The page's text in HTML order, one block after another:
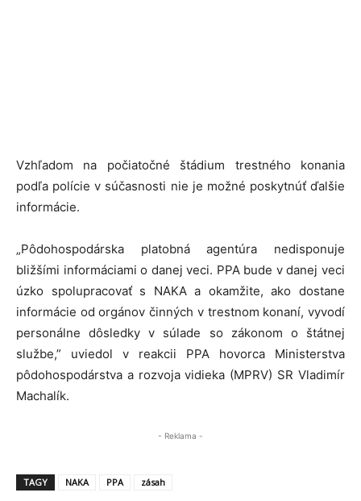
Vzhľadom na počiatočné štádium trestného konania
podľa polície v súčasnosti nie je možné poskytnúť ďalšie
informácie.
„Pôdohospodárska platobná agentúra nedisponuje
bližšími informáciami o danej veci. PPA bude v danej veci
úzko spolupracovať s NAKA a okamžite, ako dostane
informácie od orgánov činných v trestnom konaní, vyvodí
personálne dôsledky v súlade so zákonom o štátnej
službe,” uviedol v reakcii PPA hovorca Ministerstva
pôdohospodárstva a rozvoja vidieka (MPRV) SR Vladimír
Machalík.
- Reklama -
TAGY NAKA PPA zásah